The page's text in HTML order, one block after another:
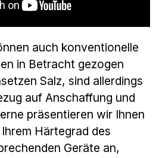
auch konventionelle
in Betracht gezogen
Salz, sind allerdings
auf Anschaffung und
präsentieren wir Ihnen
Härtegrad des
Geräte an,